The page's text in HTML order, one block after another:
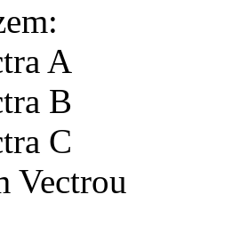
A
B
C
Vectrou